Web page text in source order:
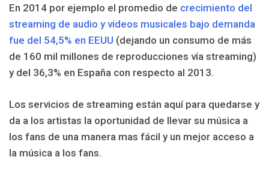
En 2014 por ejemplo el promedio de crecimiento del
streaming de audio y videos musicales bajo demanda
fue del 54,5% en EEUU (dejando un consumo de más
de 160 mil millones de reproducciones vía streaming)
y del 36,3% en España con respecto al 2013.
Los servicios de streaming están aquí para quedarse y
da a los artistas la oportunidad de llevar su música a
los fans de una manera mas fácil y un mejor acceso a
la música a los fans.